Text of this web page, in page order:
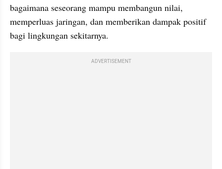
bagaimana seseorang mampu membangun nilai,
memperluas jaringan, dan memberikan dampak positif
bagi lingkungan sekitarnya.
ADVERTISEMENT